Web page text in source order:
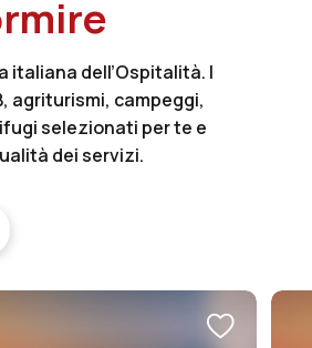
italiana dell’Ospitalità. I
agriturismi, campeggi,
selezionati per te e
dei servizi.